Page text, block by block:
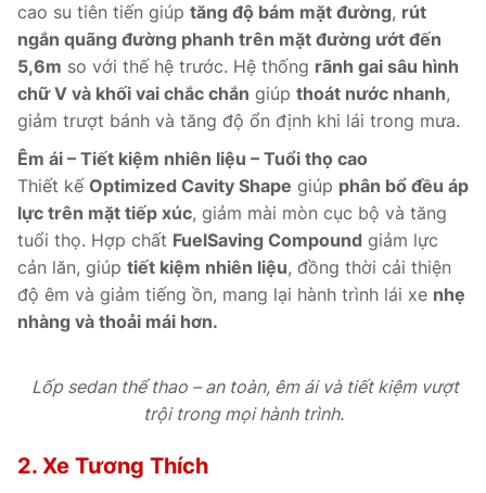
cao su tiên tiến giúp tăng độ bám mặt đường, rút
ngắn quãng đường phanh trên mặt đường ướt đến
5,6m so với thế hệ trước. Hệ thống rãnh gai sâu hình
chữ V và khối vai chắc chắn giúp thoát nước nhanh,
giảm trượt bánh và tăng độ ổn định khi lái trong mưa.
Êm ái – Tiết kiệm nhiên liệu – Tuổi thọ cao
Thiết kế Optimized Cavity Shape giúp phân bổ đều áp
lực trên mặt tiếp xúc, giảm mài mòn cục bộ và tăng
tuổi thọ. Hợp chất FuelSaving Compound giảm lực
cản lăn, giúp tiết kiệm nhiên liệu, đồng thời cải thiện
độ êm và giảm tiếng ồn, mang lại hành trình lái xe nhẹ
nhàng và thoải mái hơn.
Lốp sedan thể thao – an toàn, êm ái và tiết kiệm vượt
trội trong mọi hành trình.
2. Xe Tương Thích